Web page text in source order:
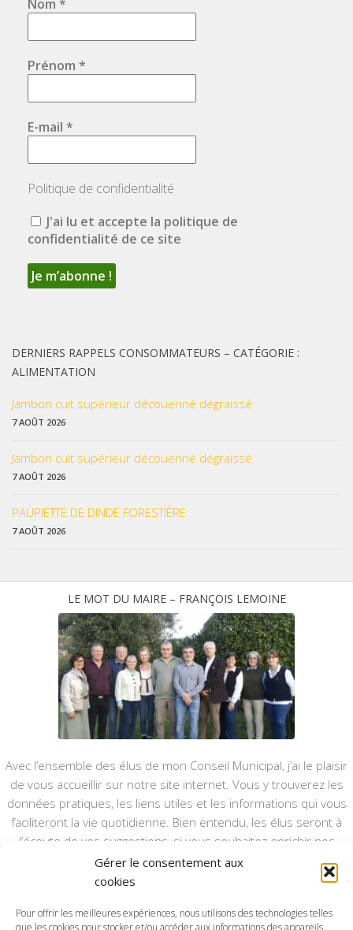
Gérer le consentement aux
cookies
Pour offrir les meilleures expériences, nous utilisons des technologies telles
que les cookies pour stocker et/ou accéder aux informations des appareils.
Nom *
Prénom *
E-mail *
Politique de confidentialité
J'ai lu et accepte la politique de
confidentialité de ce site
DERNIERS RAPPELS CONSOMMATEURS – CATÉGORIE :
ALIMENTATION
Jambon cuit supérieur découenné dégraissé
7 AOÛT 2026
Jambon cuit supérieur découenné dégraissé
7 AOÛT 2026
PAUPIETTE DE DINDE FORESTIÈRE
7 AOÛT 2026
LE MOT DU MAIRE – FRANÇOIS LEMOINE
Avec l’ensemble des élus de mon Conseil Municipal, j’ai le plaisir
de vous accueillir sur notre site internet. Vous y trouverez les
données pratiques, les liens utiles et les informations qui vous
faciliteront la vie quotidienne. Bien entendu, les élus seront à
l’écoute de vos suggestions, si vous souhaitez enrichir nos
rubriques ou nos informations.
Ce type de communication vient en complément du bulletin
annuel, nous le ferons vivre et il sera actualisé pour mieux vous